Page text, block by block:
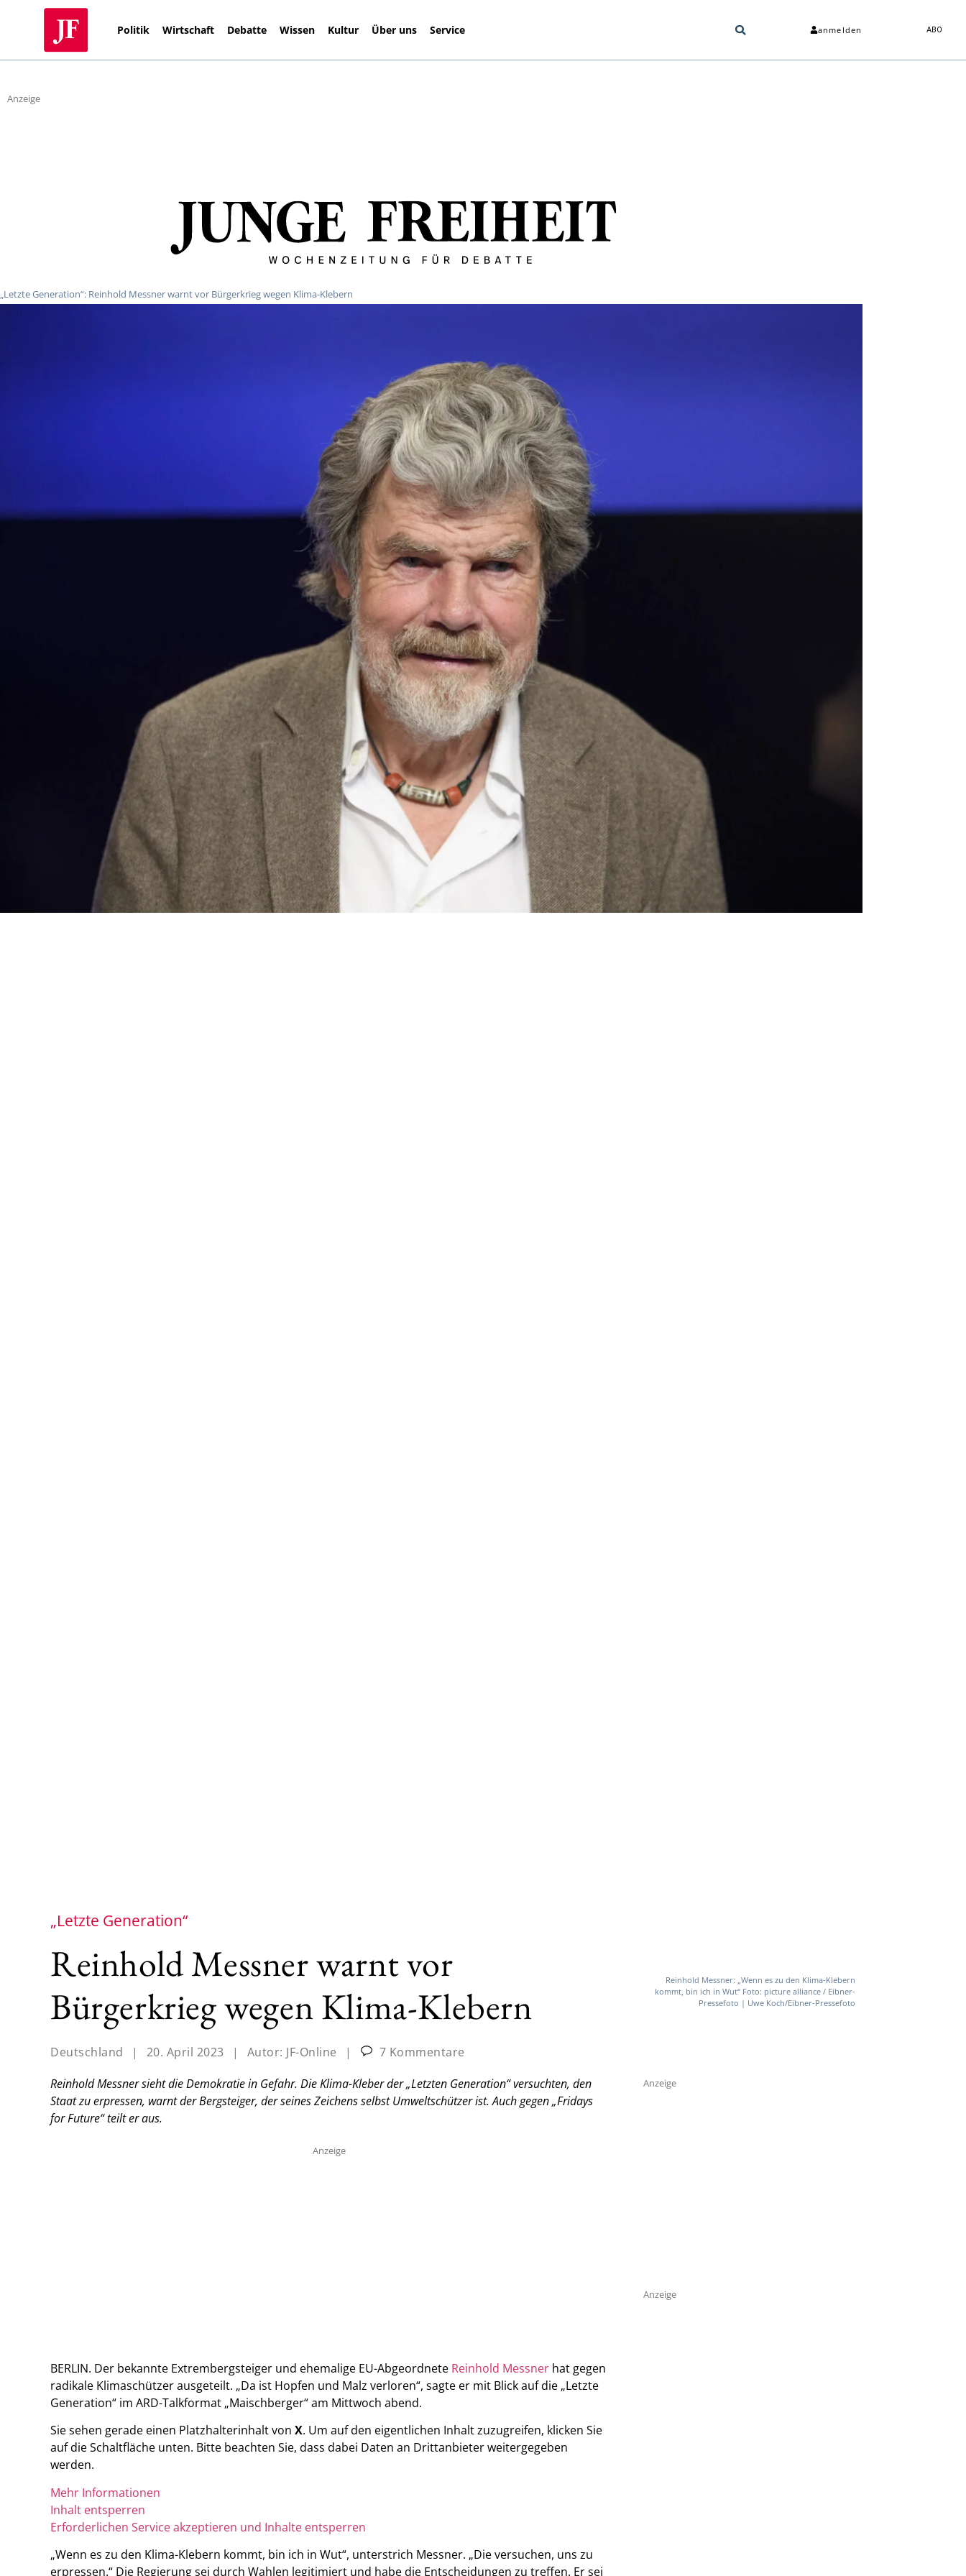
Politik Wirtschaft Debatte Wissen Kultur Über uns Service anmelden ABO
Anzeige
„Letzte Generation“: Reinhold Messner warnt vor Bürgerkrieg wegen Klima-Klebern
„Letzte Generation“
Reinhold Messner warnt vor
Bürgerkrieg wegen Klima-Klebern
Deutschland | 20. April 2023 | Autor: JF-Online |
7 Kommentare
Reinhold Messner sieht die Demokratie in Gefahr. Die Klima-Kleber der „Letzten Generation“ versuchten, den
Staat zu erpressen, warnt der Bergsteiger, der seines Zeichens selbst Umweltschützer ist. Auch gegen „Fridays
for Future“ teilt er aus.
Anzeige
BERLIN. Der bekannte Extrembergsteiger und ehemalige EU-Abgeordnete Reinhold Messner hat gegen
radikale Klimaschützer ausgeteilt. „Da ist Hopfen und Malz verloren“, sagte er mit Blick auf die „Letzte
Generation“ im ARD-Talkformat „Maischberger“ am Mittwoch abend.
Sie sehen gerade einen Platzhalterinhalt von X. Um auf den eigentlichen Inhalt zuzugreifen, klicken Sie
auf die Schaltfläche unten. Bitte beachten Sie, dass dabei Daten an Drittanbieter weitergegeben
werden.
Mehr Informationen
Inhalt entsperren
Erforderlichen Service akzeptieren und Inhalte entsperren
„Wenn es zu den Klima-Klebern kommt, bin ich in Wut“, unterstrich Messner. „Die versuchen, uns zu
erpressen.“ Die Regierung sei durch Wahlen legitimiert und habe die Entscheidungen zu treffen. Er sei
Reinhold Messner: „Wenn es zu den Klima-Klebern
kommt, bin ich in Wut“ Foto: picture alliance / Eibner-
Pressefoto | Uwe Koch/Eibner-Pressefoto
Anzeige
Anzeige